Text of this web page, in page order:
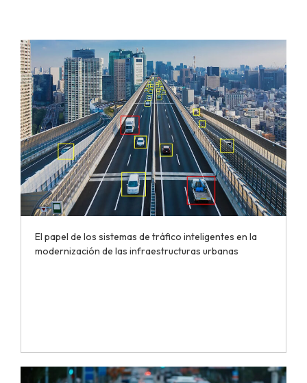
El papel de los sistemas de tráfico inteligentes en la
modernización de las infraestructuras urbanas